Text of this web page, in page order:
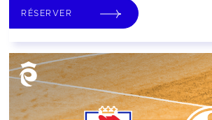
RÉSERVER